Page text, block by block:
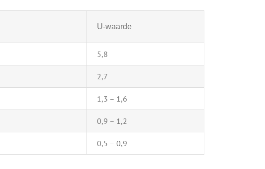
U-waarde
5,8
2,7
1,3 – 1,6
0,9 – 1,2
0,5 – 0,9